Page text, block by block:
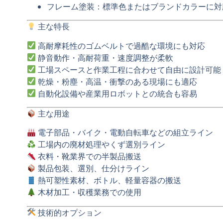
フレーム塗装：標準色またはブランドカラーに
主な特長
高耐摩耗性のゴムベルトで過酷な環境にも対応
静音動作・高耐荷重・速度調整が柔軟
工場スペースと作業工程に合わせて自由に設計可能
乾燥・粉塵・高温・衝撃のある現場にも適応
自動化設備や産業用ロボットとの統合も容易
主な用途
電子部品・バイク・電動自転車などの組立ライン
工場内の廃材処理やくず選別ライン
衣料・靴業界での半製品搬送
製品包装、選別、仕分けライン
熱可塑性素材、ボトル、軽量容器の搬送
木材加工・収穫業務での使用
技術的オプション